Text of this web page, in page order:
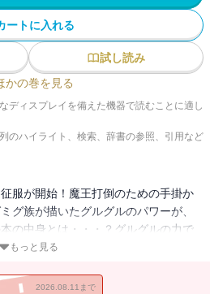
ートに入れる
試し読み
かの巻を見る
ディスプレイを備えた機器で読むことに適し
のハイライト、検索、辞書の参照、引用など
服が開始！魔王打倒のための手掛か
グ族が描いたグルグルのパワーが、
の中身とは・・・？グルグルの力で
速描いたグルグルは失敗してしまう
は・・・!?「魔法陣グルグル」正統派
もっと見る
2026.08.11まで